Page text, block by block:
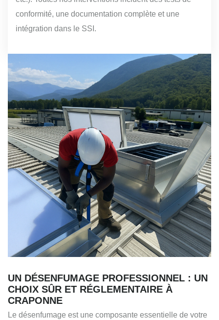
conformité, une documentation complète et une
intégration dans le SSI.
UN DÉSENFUMAGE PROFESSIONNEL : UN
CHOIX SÛR ET RÉGLEMENTAIRE À
CRAPONNE
Le désenfumage est une composante essentielle de votre